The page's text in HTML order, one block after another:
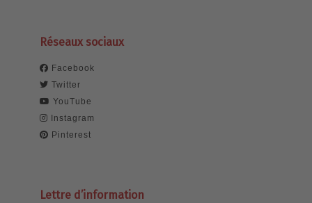
Réseaux sociaux
Facebook
Twitter
YouTube
Instagram
Pinterest
Lettre d’information